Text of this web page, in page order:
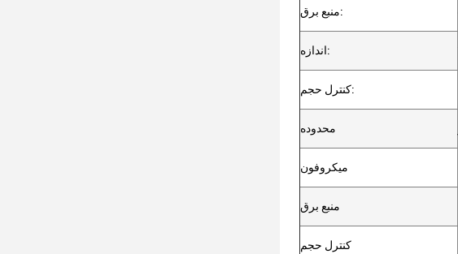
منبع برق:
اندازه:
کنترل حجم:
محدوده
میکروفون
منبع برق
کنترل حجم